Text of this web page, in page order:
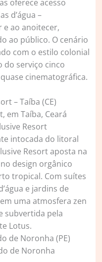
oferece acesso
d’água –
e ao anoitecer,
ao público. O cenário
com o estilo colonial
do serviço cinco
cinematográfica.
– Taíba (CE)
em Taíba, Ceará
Resort
intocada do litoral
Resort aposta na
design orgânico
tropical. Com suítes
e jardins de
uma atmosfera zen
subvertida pela
Lotus.
de Noronha (PE)
de Noronha